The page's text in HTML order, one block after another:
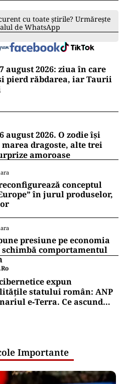
cu toate știrile? Urmărește
de WhatsApp
august 2026: ziua în care
pierd răbdarea, iar Taurii
august 2026. O zodie își
dragoste, alte trei
amoroase
conceptul
în jurul produselor,
presiune pe economia
schimbă comportamentul
expun
statului român: ANP
e‑Terra. Ce ascund
Importante